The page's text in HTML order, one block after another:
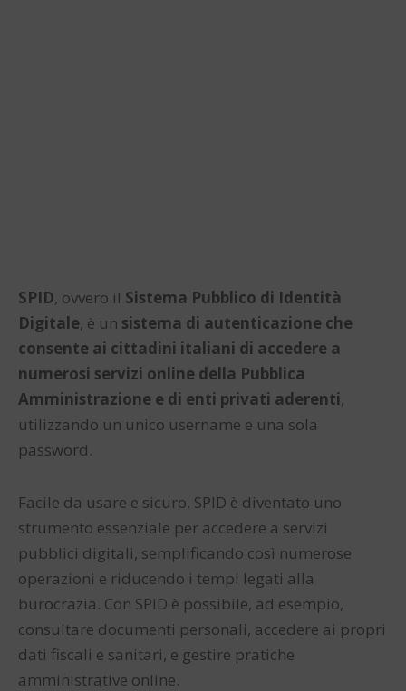
SPID, ovvero il Sistema Pubblico di Identità
Digitale, è un sistema di autenticazione che
consente ai cittadini italiani di accedere a
numerosi servizi online della Pubblica
Amministrazione e di enti privati aderenti,
utilizzando un unico username e una sola
password.
Facile da usare e sicuro, SPID è diventato uno
strumento essenziale per accedere a servizi
pubblici digitali, semplificando così numerose
operazioni e riducendo i tempi legati alla
burocrazia. Con SPID è possibile, ad esempio,
consultare documenti personali, accedere ai propri
dati fiscali e sanitari, e gestire pratiche
amministrative online.